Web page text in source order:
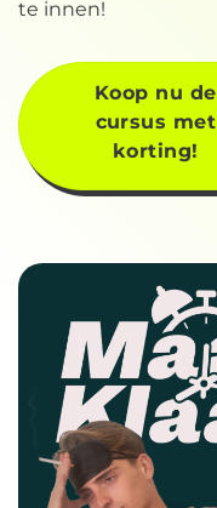
te innen!
Koop nu de
cursus met
korting!